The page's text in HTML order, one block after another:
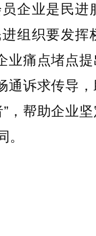
业是民进
组织要发挥
业痛点堵点
通诉求传导
，帮助企业
。